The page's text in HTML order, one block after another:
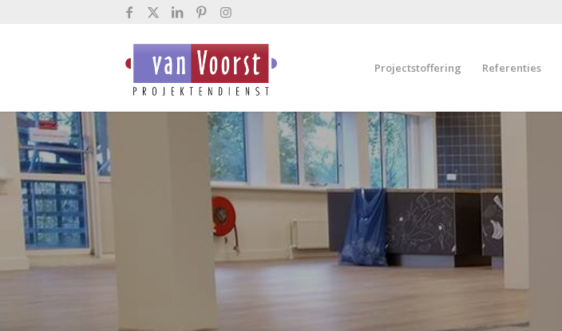
Projectstoffering Referenties